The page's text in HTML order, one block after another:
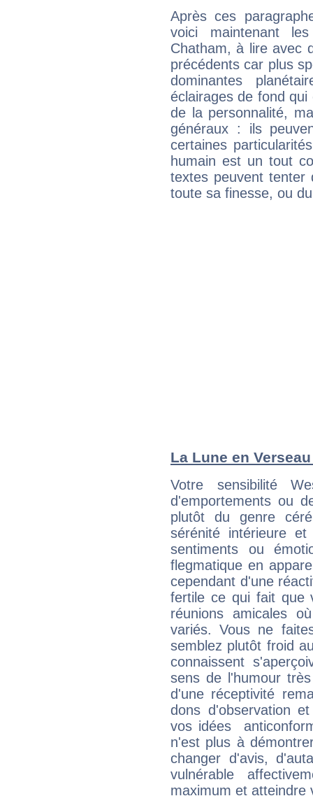
Après ces
voici maintenant
Chatham, à lire avec
précédents car plus
dominantes
éclairages de fond
de la personnalité,
généraux : ils
certaines
humain est un tout
textes peuvent tenter
toute sa finesse, ou
La Lune en
Votre sensibilité
d'emportements ou
plutôt du genre
sérénité intérieure
sentiments ou
flegmatique en
cependant d'une
fertile ce qui fait que
réunions amicales
variés. Vous ne
semblez plutôt froid
connaissent
sens de l'humour
d'une réceptivité
dons d'observation
vos idées
n'est plus à
changer d'avis,
vulnérable
maximum et atteindre